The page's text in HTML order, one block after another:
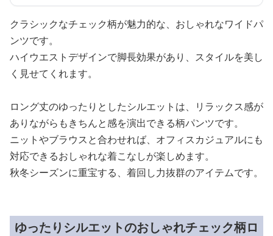
クラシックなチェック柄が魅力的な、おしゃれなワイドパ
ンツです。
ハイウエストデザインで脚長効果があり、スタイルを美し
く見せてくれます。
ロング丈のゆったりとしたシルエットは、リラックス感が
ありながらもきちんと感を演出できる柄パンツです。
ニットやブラウスと合わせれば、オフィスカジュアルにも
対応できるおしゃれな着こなしが楽しめます。
秋冬シーズンに重宝する、着回し力抜群のアイテムです。
ゆったりシルエットのおしゃれチェック柄ロ